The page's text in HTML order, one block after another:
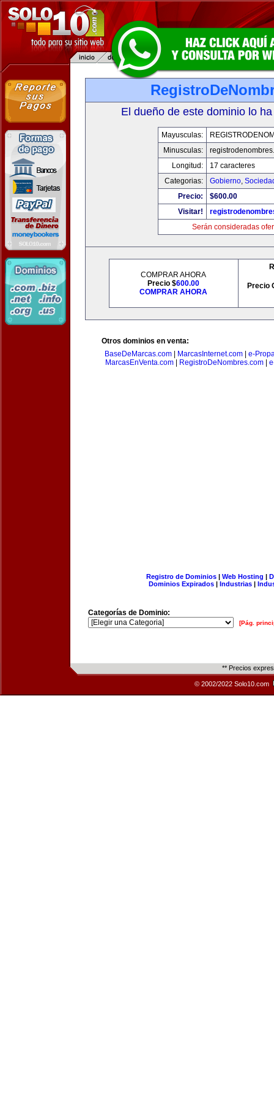
El dueño de este dominio lo
Mayusculas:
Minusculas:
Longitud:
17 caracteres
Categorias:
Gobierno,
Precio:
$600.00
Visitar!
Serán consideradas
COMPRAR AHORA
Precio $600.00
COMPRAR AHORA
Precio
Otros dominios en venta:
BaseDeMarcas.com| MarcasInternet.com| e-
MarcasEnVenta.com
RegistroDeNombres.com
Registro de Dominios| Web Hosting |
Dominios Expirados | Industrias |
Categorías de Dominio:
[Pág.
** Precios
© 2002/2022 Solo10.com